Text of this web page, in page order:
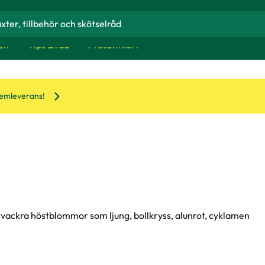
Tips & råd Presentkort
höstblommor som ljung, bollkryss, alunrot, cyklamen